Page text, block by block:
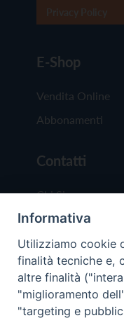
E-Shop
Vendita Online
Abbonamenti
Contatti
Chi Siamo
Redazione
Scrivici
Informativa
Utilizziamo cookie
finalità tecniche e,
altre finalità
"miglioramento
"targeting e